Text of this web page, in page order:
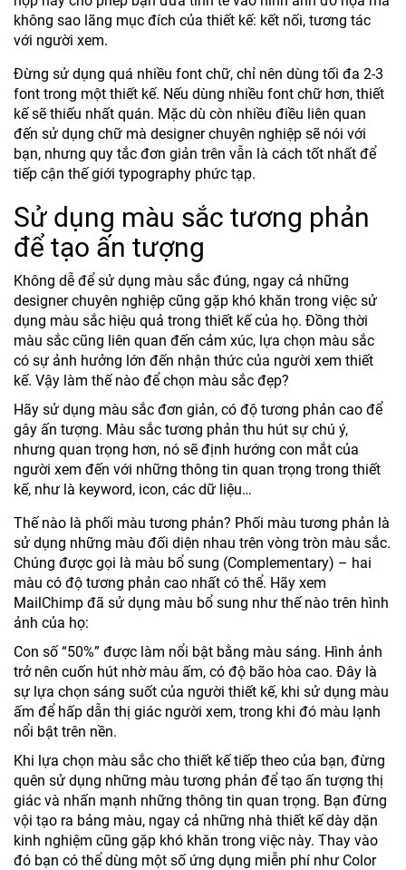
không sao lãng mục đích của thiết kế: kết nối, tương tác
với người xem.
Đừng sử dụng quá nhiều font chữ, chỉ nên dùng tối đa 2-3
font trong một thiết kế. Nếu dùng nhiều font chữ hơn, thiết
kế sẽ thiếu nhất quán. Mặc dù còn nhiều điều liên quan
đến sử dụng chữ mà designer chuyên nghiệp sẽ nói với
bạn, nhưng quy tắc đơn giản trên vẫn là cách tốt nhất để
tiếp cận thế giới typography phức tạp.
Sử dụng màu sắc tương phản
để tạo ấn tượng
Không dễ để sử dụng màu sắc đúng, ngay cả những
designer chuyên nghiệp cũng gặp khó khăn trong việc sử
dụng màu sắc hiệu quả trong thiết kế của họ. Đồng thời
màu sắc cũng liên quan đến cảm xúc, lựa chọn màu sắc
có sự ảnh hưởng lớn đến nhận thức của người xem thiết
kế. Vậy làm thế nào để chọn màu sắc đẹp?
Hãy sử dụng màu sắc đơn giản, có độ tương phản cao để
gây ấn tượng. Màu sắc tương phản thu hút sự chú ý,
nhưng quan trọng hơn, nó sẽ định hướng con mắt của
người xem đến với những thông tin quan trọng trong thiết
kế, như là keyword, icon, các dữ liệu…
Thế nào là phối màu tương phản? Phối màu tương phản là
sử dụng những màu đối diện nhau trên vòng tròn màu sắc.
Chúng được gọi là màu bổ sung (Complementary) – hai
màu có độ tương phản cao nhất có thể. Hãy xem
MailChimp đã sử dụng màu bổ sung như thế nào trên hình
ảnh của họ:
Con số “50%” được làm nổi bật bằng màu sáng. Hình ảnh
trở nên cuốn hút nhờ màu ấm, có độ bão hòa cao. Đây là
sự lựa chọn sáng suốt của người thiết kế, khi sử dụng màu
ấm để hấp dẫn thị giác người xem, trong khi đó màu lạnh
nổi bật trên nền.
Khi lựa chọn màu sắc cho thiết kế tiếp theo của bạn, đừng
quên sử dụng những màu tương phản để tạo ấn tượng thị
giác và nhấn mạnh những thông tin quan trọng. Bạn đừng
vội tạo ra bảng màu, ngay cả những nhà thiết kế dày dặn
kinh nghiệm cũng gặp khó khăn trong việc này. Thay vào
đó bạn có thể dùng một số ứng dụng miễn phí như Color